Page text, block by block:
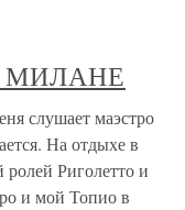
МИЛАНЕ
маэстро
На отдыхе в
Риголетто и
и мой Топио в